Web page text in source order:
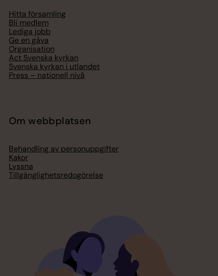
Hitta församling
Bli medlem
Lediga jobb
Ge en gåva
Organisation
Act Svenska kyrkan
Svenska kyrkan i utlandet
Press – nationell nivå
Om webbplatsen
Behandling av personuppgifter
Kakor
Lyssna
Tillgänglighetsredogörelse